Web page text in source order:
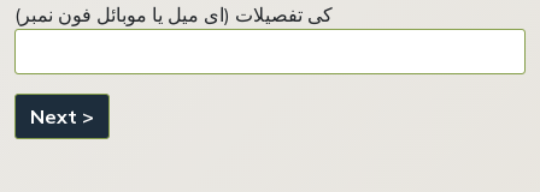
کی تفصیلات (ای میل یا موبائل فون نمبر)
Next >